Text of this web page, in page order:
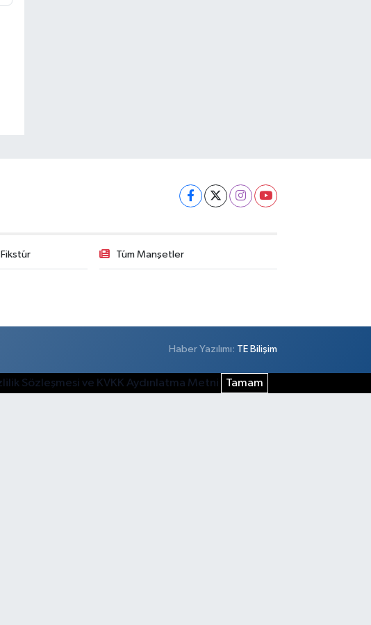
Tüm Manşetler
Haber Yazılımı: TE Bilişim
Sözleşmesi ve KVKK Aydınlatma Metni Tamam